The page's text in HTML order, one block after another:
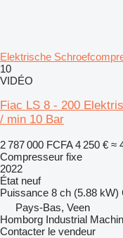
Elektrische
10
VIDÉO
Fiac LS 8 - 200
/ min 10 Bar
2 787 000 FCFA 4 250 € ≈
Compresseur fixe
2022
État neuf
Puissance 8 ch (5.88 kW)
Pays-Bas, Veen
Homborg Industrial
Contacter le vendeur